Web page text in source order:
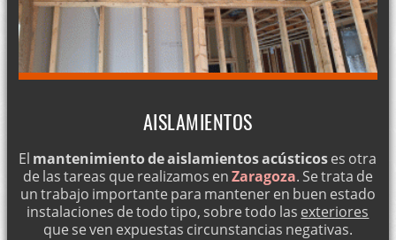
AISLAMIENTOS
El mantenimiento de aislamientos acústicoses otra
de las tareas que realizamos enZaragoza. Se trata de
un trabajo importante para mantener en buen estado
instalaciones de todo tipo, sobre todo las exteriores
que se ven expuestas circunstancias negativas.